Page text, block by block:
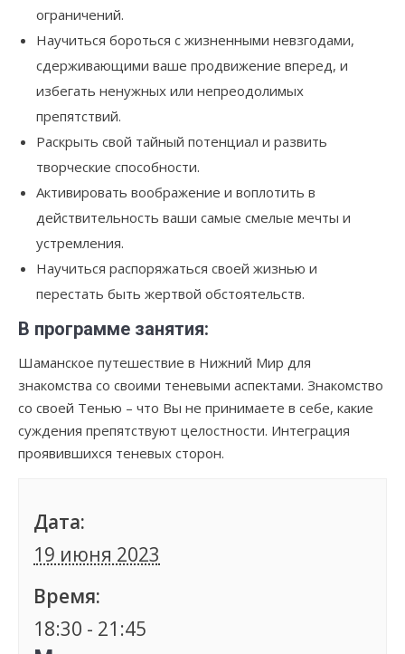
ограничений.
Научиться бороться с жизненными невзгодами,
сдерживающими ваше продвижение вперед, и
избегать ненужных или непреодолимых
препятствий.
Раскрыть свой тайный потенциал и развить
творческие способности.
Активировать воображение и воплотить в
действительность ваши самые смелые мечты и
устремления.
Научиться распоряжаться своей жизнью и
перестать быть жертвой обстоятельств.
В программе занятия:
Шаманское путешествие в Нижний Мир для
знакомства со своими теневыми аспектами. Знакомство
со своей Тенью – что Вы не принимаете в себе, какие
суждения препятствуют целостности. Интеграция
проявившихся теневых сторон.
Дата:
19 июня 2023
Время:
18:30 - 21:45